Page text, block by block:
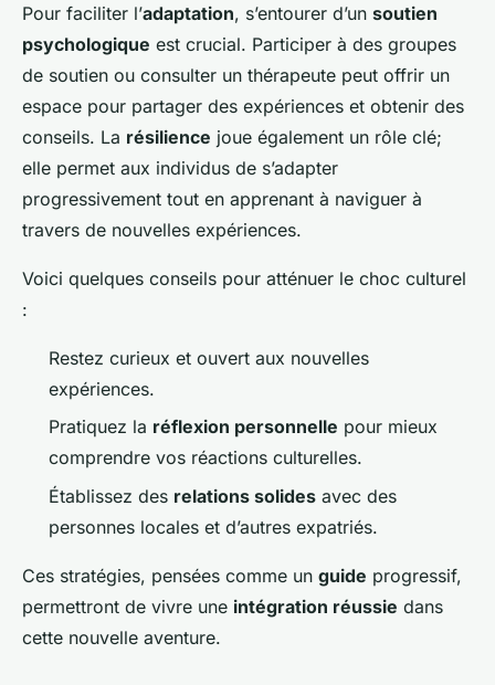
Pour faciliter l’adaptation, s’entourer d’un soutien
psychologique est crucial. Participer à des groupes
de soutien ou consulter un thérapeute peut offrir un
espace pour partager des expériences et obtenir des
conseils. La résilience joue également un rôle clé;
elle permet aux individus de s’adapter
progressivement tout en apprenant à naviguer à
travers de nouvelles expériences.
Voici quelques conseils pour atténuer le choc culturel
:
Restez curieux et ouvert aux nouvelles
expériences.
Pratiquez la réflexion personnelle pour mieux
comprendre vos réactions culturelles.
Établissez des relations solides avec des
personnes locales et d’autres expatriés.
Ces stratégies, pensées comme un guide progressif,
permettront de vivre une intégration réussie dans
cette nouvelle aventure.